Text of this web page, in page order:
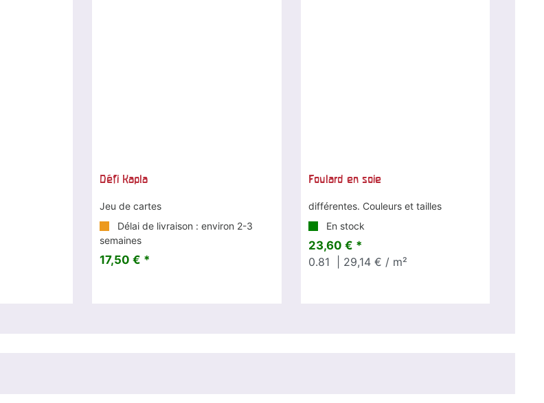
Défi Kapla
Jeu de cartes
Délai de livraison : environ 2-3
semaines
17,50 € *
Foulard en soie
différentes. Couleurs et tailles
En stock
23,60 € *
0.81
| 29,14 € / m²